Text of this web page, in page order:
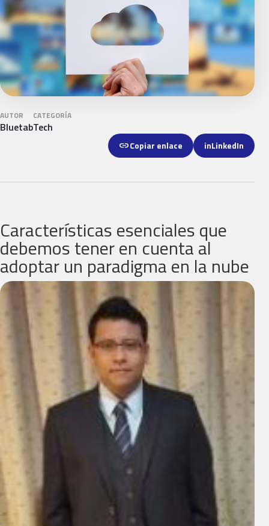
AUTOR
Bluetab
CATEGORÍA
Tech
linkCopiar enlace inLinkedIn
Características esenciales que
debemos tener en cuenta al
adoptar un paradigma en la nube